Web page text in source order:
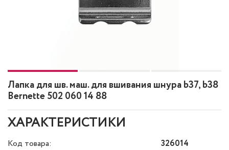
Лапка для шв. маш. для вшивания шнура b37, b38
Bernette 502 060 14 88
ХАРАКТЕРИСТИКИ
Код товара:
326014